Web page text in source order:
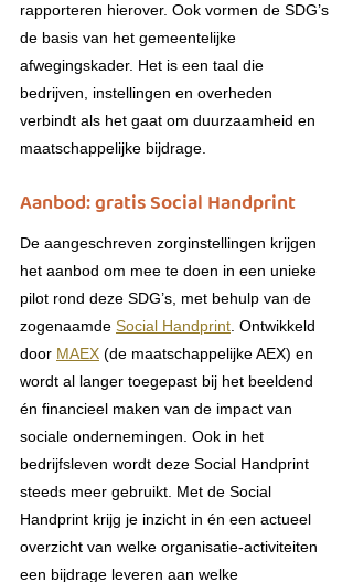
rapporteren hierover. Ook vormen de SDG’s
de basis van het gemeentelijke
afwegingskader. Het is een taal die
bedrijven, instellingen en overheden
verbindt als het gaat om duurzaamheid en
maatschappelijke bijdrage.
Aanbod: gratis Social Handprint
De aangeschreven zorginstellingen krijgen
het aanbod om mee te doen in een unieke
pilot rond deze SDG’s, met behulp van de
zogenaamde Social Handprint. Ontwikkeld
door MAEX (de maatschappelijke AEX) en
wordt al langer toegepast bij het beeldend
én financieel maken van de impact van
sociale ondernemingen. Ook in het
bedrijfsleven wordt deze Social Handprint
steeds meer gebruikt. Met de Social
Handprint krijg je inzicht in én een actueel
overzicht van welke organisatie-activiteiten
een bijdrage leveren aan welke